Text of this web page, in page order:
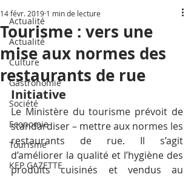
Actualité
Actualité
Culture
Gastronomie
Société
Economie
Tourisme
KEP GAZETTE
Tourisme : vers une
mise aux normes des
restaurants de rue
14 févr. 2019 1 min de lecture
Initiative
Le Ministère du tourisme prévoit de
standardiser – mettre aux normes les
restaurants de rue. Il s’agit
d’améliorer la qualité et l’hygiène des
produits cuisinés et vendus au